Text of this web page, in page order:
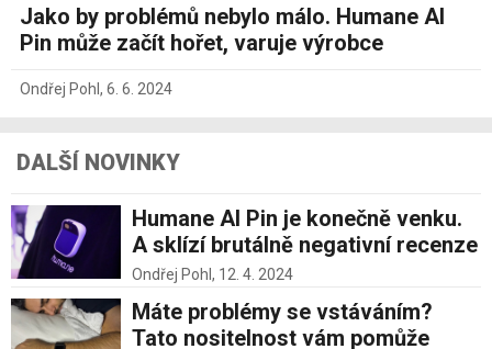
Jako by problémů nebylo málo. Humane AI
Pin může začít hořet, varuje výrobce
Ondřej Pohl , 6. 6. 2024
DALŠÍ NOVINKY
Humane AI Pin je konečně venku.
A sklízí brutálně negativní recenze
Ondřej Pohl, 12. 4. 2024
Máte problémy se vstáváním?
Tato nositelnost vám pomůže